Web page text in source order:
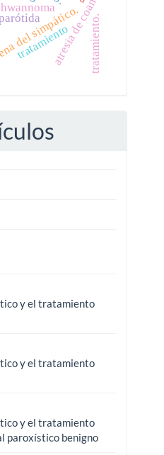
del simpático.
atresia de coanas
tratamiento tratamiento.
y el tratamiento
y el tratamiento
y el tratamiento
paroxístico benigno